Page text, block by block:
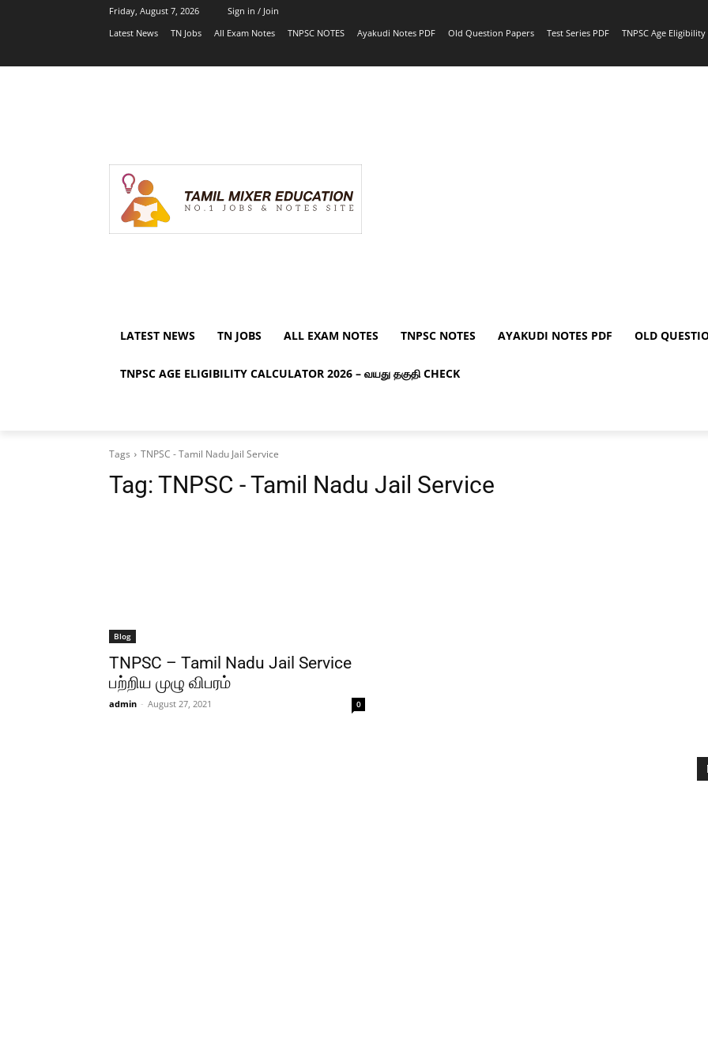
Friday, August 7, 2026
Sign in / Join
Latest News
TN Jobs All Exam Notes TNPSC NOTES Ayakudi Notes PDF Old Question Papers Test Series PDF TNPSC Age
LATEST NEWS TN JOBS ALL EXAM NOTES TNPSC NOTES AYAKUDI NOTES PDF OLD
TNPSC AGE ELIGIBILITY CALCULATOR 2026 – வயது தகுதி CHECK
Tags TNPSC - Tamil Nadu Jail Service
Tag: TNPSC - Tamil Nadu Jail Service
Blog
TNPSC – Tamil Nadu Jail Service
பற்றிய முழு விபரம்
admin - August 27, 2021 0